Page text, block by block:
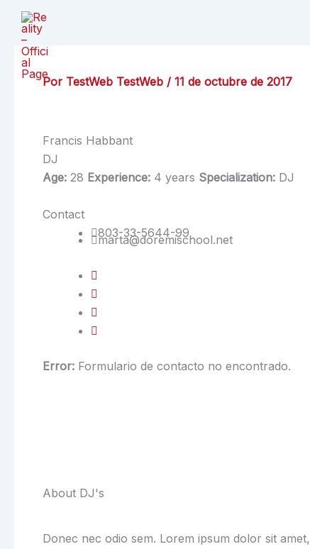
contenido
Por TestWeb TestWeb / 11 de octubre de 2017
Francis Habbant
DJ
Age: 28 Experience: 4 years Specialization: DJ
Contact
803-33-5644-99
marta@doremischool.net
Error: Formulario de contacto no encontrado.
About DJ's
Donec nec odio sem. Lorem ipsum dolor sit